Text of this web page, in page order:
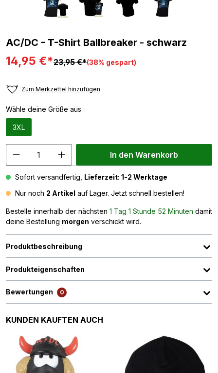
AC/DC - T-Shirt Ballbreaker - schwarz
14,95 €*23,95 €*(38% gespart)
Zum Merkzettel hinzufügen
Wähle deine Größe aus
3XL
In den Warenkorb
Sofort versandfertig, Lieferzeit: 1-2 Werktage
Nur noch 2 Artikel auf Lager. Jetzt schnell bestellen!
Bestelle innerhalb der nächsten 1 Tag 1 Stunde 52 Minuten damit
deine Bestellung morgen verschickt wird.
Produktbeschreibung
Produkteigenschaften
Bewertungen 0
Produktgalerie überspringen
KUNDEN KAUFTEN AUCH